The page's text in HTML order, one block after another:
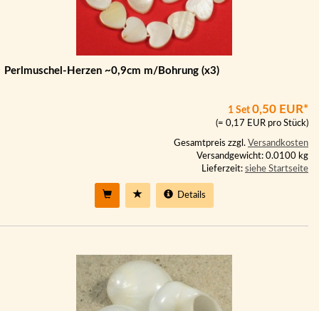
Perlmuschel-Herzen ~0,9cm m/Bohrung (x3)
1 Set 0,50 EUR*
(= 0,17 EUR pro Stück)
Gesamtpreis zzgl. Versandkosten
Versandgewicht: 0.0100 kg
Lieferzeit: siehe Startseite
Details